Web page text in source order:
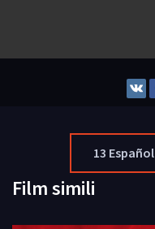
13 Español
Film simili